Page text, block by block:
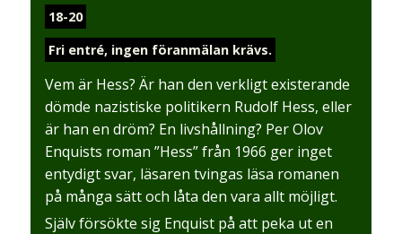
18-20
Fri entré, ingen föranmälan krävs.
Vem är Hess? Är han den verkligt existerande
dömde nazistiske politikern Rudolf Hess, eller
är han en dröm? En livshållning? Per Olov
Enquists roman ”Hess” från 1966 ger inget
entydigt svar, läsaren tvingas läsa romanen
på många sätt och låta den vara allt möjligt.
Själv försökte sig Enquist på att peka ut en